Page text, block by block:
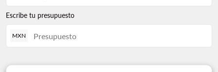
Escribe tu presupuesto
MXN